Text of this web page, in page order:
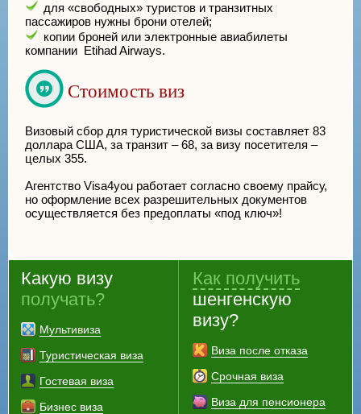
для «свободных» туристов и транзитных
пассажиров нужны брони отелей;
копии броней или электронные авиабилеты
компании Etihad Airways.
Стоимость виз
Визовый сбор для туристической визы составляет 83
доллара США, за транзит – 68, за визу посетителя –
целых 355.
Агентство Visa4you работает согласно своему прайсу,
но оформление всех разрешительных документов
осуществляется без предоплаты «под ключ»!
Какую визу
получать?
Мультивиза
Туристическая виза
Гостевая виза
Бизнес виза
Как получить
шенгенскую
визу?
Виза после отказа
Срочная виза
Виза для пенсионера